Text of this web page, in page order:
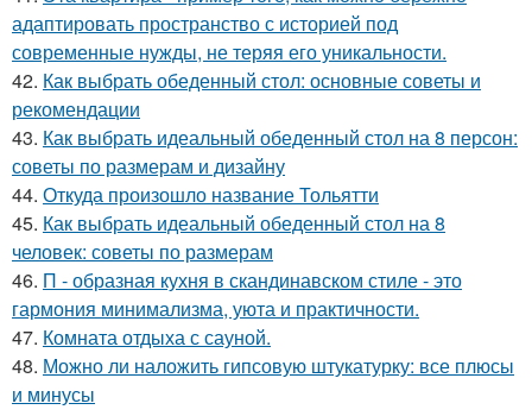
адаптировать пространство с историей под
современные нужды, не теряя его уникальности.
42. Как выбрать обеденный стол: основные советы и
рекомендации
43. Как выбрать идеальный обеденный стол на 8 персон:
советы по размерам и дизайну
44. Откуда произошло название Тольятти
45. Как выбрать идеальный обеденный стол на 8
человек: советы по размерам
46. П - образная кухня в скандинавском стиле - это
гармония минимализма, уюта и практичности.
47. Комната отдыха с сауной.
48. Можно ли наложить гипсовую штукатурку: все плюсы
и минусы